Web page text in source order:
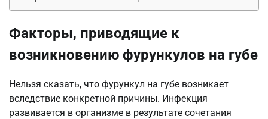
Факторы, приводящие к
возникновению фурункулов на губе
Нельзя сказать, что фурункул на губе возникает
вследствие конкретной причины. Инфекция
развивается в организме в результате сочетания